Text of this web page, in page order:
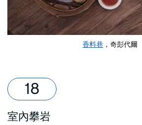
香料巷 ，奇彭代爾
室內攀岩